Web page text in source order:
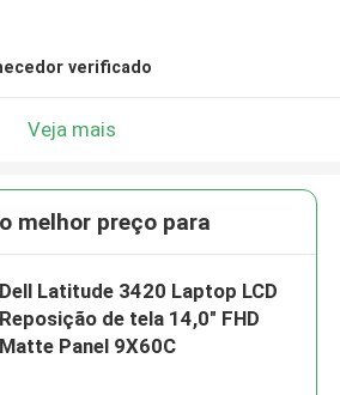
verificado
Veja mais
melhor preço para
Dell Latitude 3420 Laptop LCD
Reposição de tela 14,0" FHD
Matte Panel 9X60C